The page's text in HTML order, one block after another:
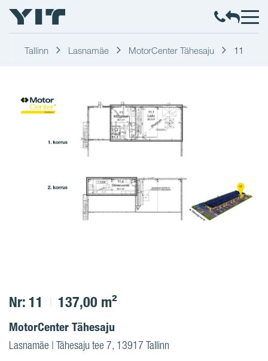
Tallinn Lasnamäe MotorCenter Tähesaju 11
Nr: 11 137,00 m²
MotorCenter Tähesaju
Lasnamäe | Tähesaju tee 7, 13917 Tallinn